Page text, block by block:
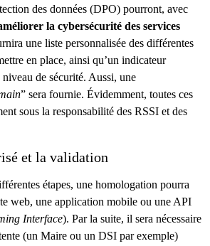
des données (DPO) pourront, avec
la cybersécurité des services
une liste personnalisée des différentes
en place, ainsi qu’un indicateur
de sécurité. Aussi, une
” sera fournie. Évidemment, toutes ces
sous la responsabilité des RSSI et des
et la validation
étapes, une homologation pourra
web, une application mobile ou une API
Interface). Par la suite, il sera nécessaire
(un Maire ou un DSI par exemple)